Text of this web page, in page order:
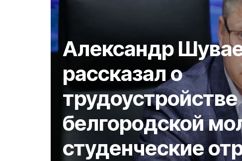
Александр
рассказал о
трудоустройстве
белгородской
студенческие